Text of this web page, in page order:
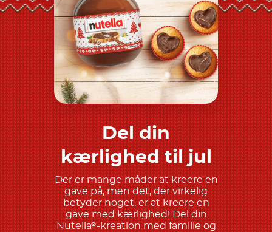
Find ud af mere
Del din
kærlighed til jul
Der er mange måder at kreere en
gave på, men det, der virkelig
betyder noget, er at kreere en
gave med kærlighed! Del din
Nutella® -kreation med familie og